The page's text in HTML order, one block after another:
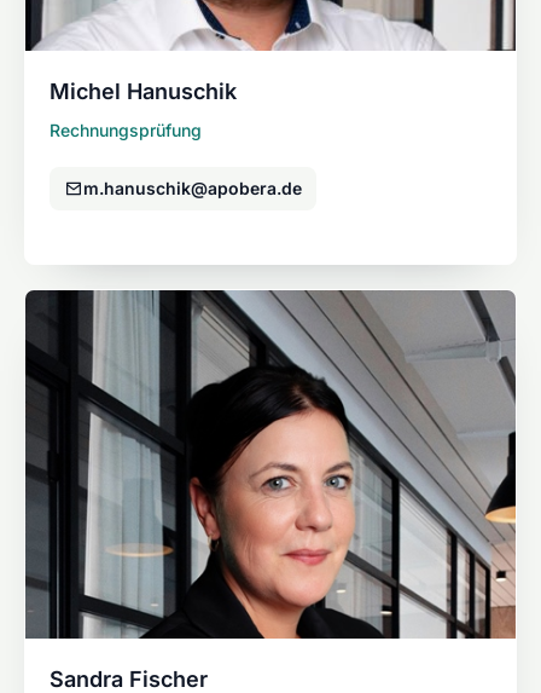
Michel Hanuschik
Rechnungsprüfung
m.hanuschik@apobera.de
Sandra Fischer